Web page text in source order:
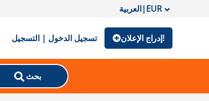
العربية|EUR
تسجيل الدخول | التسجيل إدراج الإعلان!
بحث